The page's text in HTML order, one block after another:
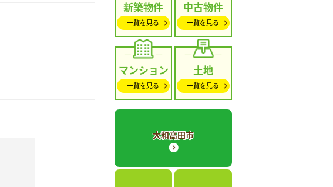
新築物件
一覧を見る
中古物件
一覧を見る
マンション
一覧を見る
土地
一覧を見る
大和高田市